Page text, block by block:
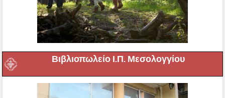
Βιβλιοπωλείο Ι.Π. Μεσολογγίου